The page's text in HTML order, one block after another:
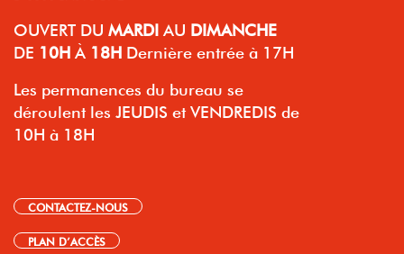
OUVERT DU MARDI AU DIMANCHE
DE 10H À 18H Dernière entrée à 17H
Les permanences du bureau se
déroulent les JEUDIS et VENDREDIS de
10H à 18H
CONTACTEZ-NOUS
PLAN D’ACCÈS